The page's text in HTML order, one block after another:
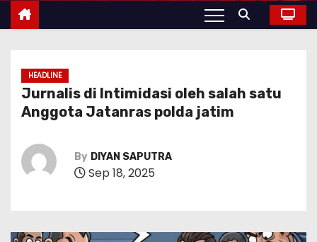
HEADLINE
Jurnalis di Intimidasi oleh salah satu
Anggota Jatanras polda jatim
By DIYAN SAPUTRA
Sep 18, 2025